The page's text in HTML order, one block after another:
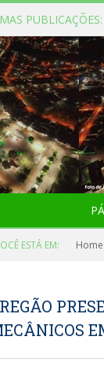
PUBLICAÇÕES:
ESTÁ EM: Home